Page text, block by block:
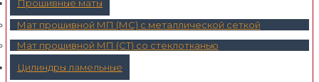
Прошивные маты
Мат прошивной МП (МС) с металлической сеткой
Мат прошивной МП (СТ) со стеклотканью
Цилиндры ламельные